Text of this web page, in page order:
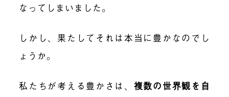
なってしまいました。
しかし、果たしてそれは本当に豊かなのでし
ょうか。
私たちが考える豊かさは、 複数の世界観を自